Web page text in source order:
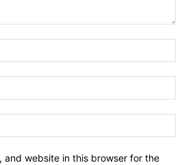
and website in this browser for the